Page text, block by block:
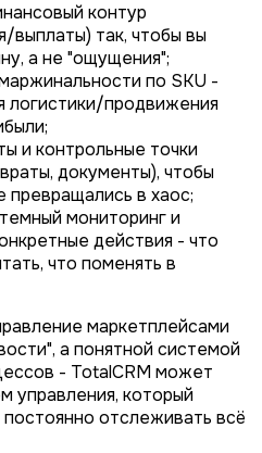
контур
выплаты) так, чтобы вы
а не "ощущения";
по SKU -
логистики/продвижения
и контрольные точки
документы), чтобы
в хаос;
мониторинг и
действия - что
что поменять в
маркетплейсами
а понятной системой
- TotalCRM может
управления, который
отслеживать всё